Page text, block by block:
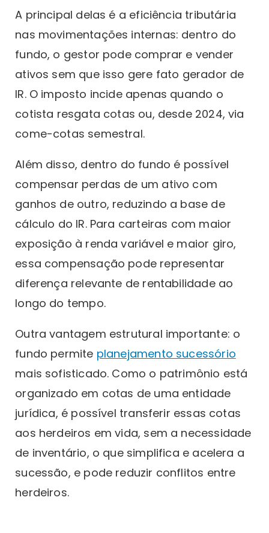
A principal delas é a eficiência tributária
nas movimentações internas: dentro do
fundo, o gestor pode comprar e vender
ativos sem que isso gere fato gerador de
IR. O imposto incide apenas quando o
cotista resgata cotas ou, desde 2024, via
come-cotas semestral.
Além disso, dentro do fundo é possível
compensar perdas de um ativo com
ganhos de outro, reduzindo a base de
cálculo do IR. Para carteiras com maior
exposição à renda variável e maior giro,
essa compensação pode representar
diferença relevante de rentabilidade ao
longo do tempo.
Outra vantagem estrutural importante: o
fundo permite planejamento sucessório
mais sofisticado. Como o patrimônio está
organizado em cotas de uma entidade
jurídica, é possível transferir essas cotas
aos herdeiros em vida, sem a necessidade
de inventário, o que simplifica e acelera a
sucessão, e pode reduzir conflitos entre
herdeiros.